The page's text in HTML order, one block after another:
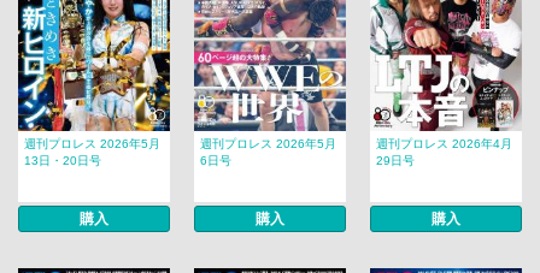
週刊プロレス 2026年5月
13日・20日号
購入
週刊プロレス 2026年5月
6日号
購入
週刊プロレス 2026年4月
29日号
購入